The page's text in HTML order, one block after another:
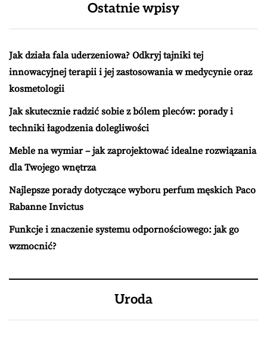
Ostatnie wpisy
Jak działa fala uderzeniowa? Odkryj tajniki tej
innowacyjnej terapii i jej zastosowania w medycynie oraz
kosmetologii
Jak skutecznie radzić sobie z bólem pleców: porady i
techniki łagodzenia dolegliwości
Meble na wymiar – jak zaprojektować idealne rozwiązania
dla Twojego wnętrza
Najlepsze porady dotyczące wyboru perfum męskich Paco
Rabanne Invictus
Funkcje i znaczenie systemu odpornościowego: jak go
wzmocnić?
Uroda